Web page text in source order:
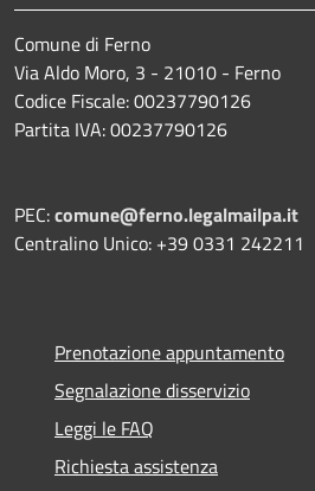
Comune di Ferno
Via Aldo Moro, 3 - 21010 - Ferno
Codice Fiscale: 00237790126
Partita IVA: 00237790126
PEC:comune@ferno.legalmailpa.it
Centralino Unico: +39 0331 242211
Prenotazione appuntamento
Segnalazione disservizio
Leggi le FAQ
Richiesta assistenza